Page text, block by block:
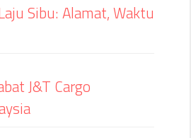
Sibu: Alamat, Waktu
J&T Cargo